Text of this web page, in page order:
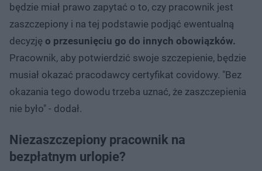
będzie miał prawo zapytać o to, czy pracownik jest
zaszczepiony i na tej podstawie podjąć ewentualną
decyzję o przesunięciu go do innych obowiązków.
Pracownik, aby potwierdzić swoje szczepienie, będzie
musiał okazać pracodawcy certyfikat covidowy. "Bez
okazania tego dowodu trzeba uznać, że zaszczepienia
nie było" - dodał.
Niezaszczepiony pracownik na
bezpłatnym urlopie?